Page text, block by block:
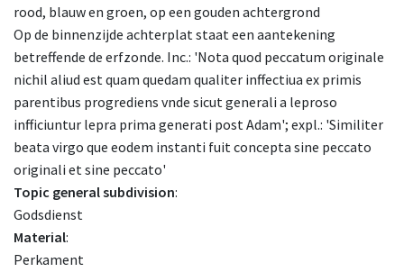
rood, blauw en groen, op een gouden achtergrond
Op de binnenzijde achterplat staat een aantekening
betreffende de erfzonde. Inc.: 'Nota quod peccatum originale
nichil aliud est quam quedam qualiter inffectiua ex primis
parentibus progrediens vnde sicut generali a leproso
infficiuntur lepra prima generati post Adam'; expl.: 'Similiter
beata virgo que eodem instanti fuit concepta sine peccato
originali et sine peccato'
Topic general subdivision:
Godsdienst
Material:
Perkament